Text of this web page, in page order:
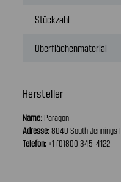
Stückzahl
Oberflächenmaterial
Hersteller
Name: Paragon
Adresse:8040 South Jennings
Telefon: +1 (0)800 345-4122